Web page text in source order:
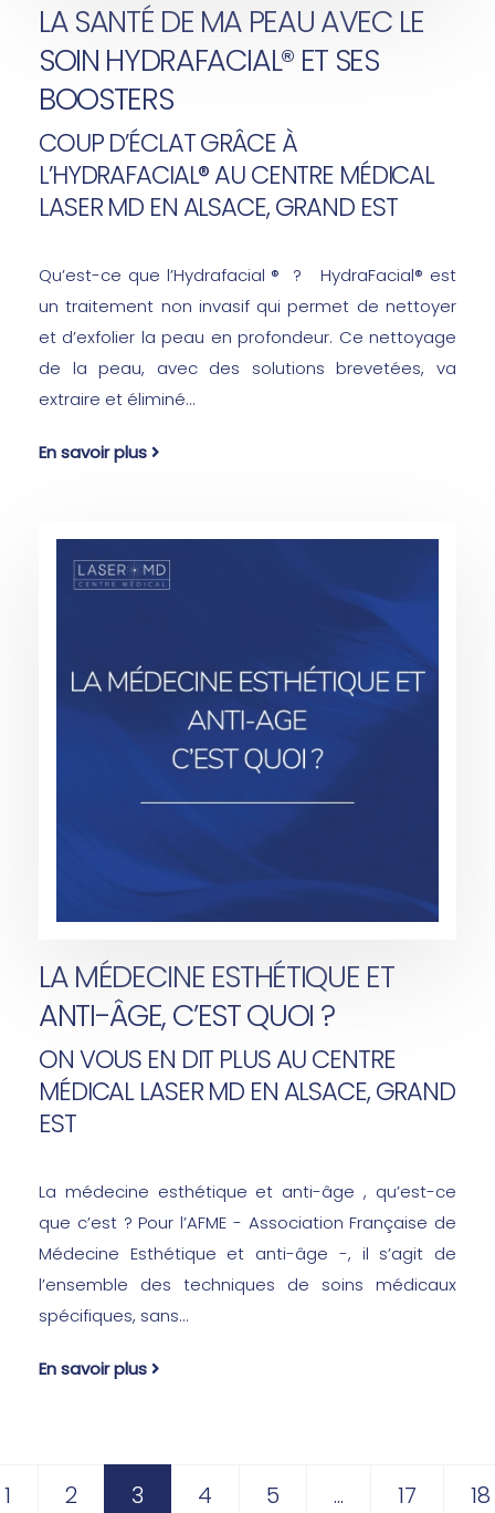
LA SANTÉ DE MA PEAU AVEC LE
SOIN HYDRAFACIAL® ET SES
BOOSTERS
COUP D’ÉCLAT GRÂCE À
L’HYDRAFACIAL® AU CENTRE MÉDICAL
LASER MD EN ALSACE, GRAND EST
Qu’est-ce que l’Hydrafacial ® ? HydraFacial® est
un traitement non invasif qui permet de nettoyer
et d’exfolier la peau en profondeur. Ce nettoyage
de la peau, avec des solutions brevetées, va
extraire et éliminé...
En savoir plus
LA MÉDECINE ESTHÉTIQUE ET
ANTI-ÂGE, C’EST QUOI ?
ON VOUS EN DIT PLUS AU CENTRE
MÉDICAL LASER MD EN ALSACE, GRAND
EST
La médecine esthétique et anti-âge , qu’est-ce
que c’est ? Pour l’AFME - Association Française de
Médecine Esthétique et anti-âge -, il s’agit de
l’ensemble des techniques de soins médicaux
spécifiques, sans...
En savoir plus
suivante
1 2 3 4 5 ... 17 18